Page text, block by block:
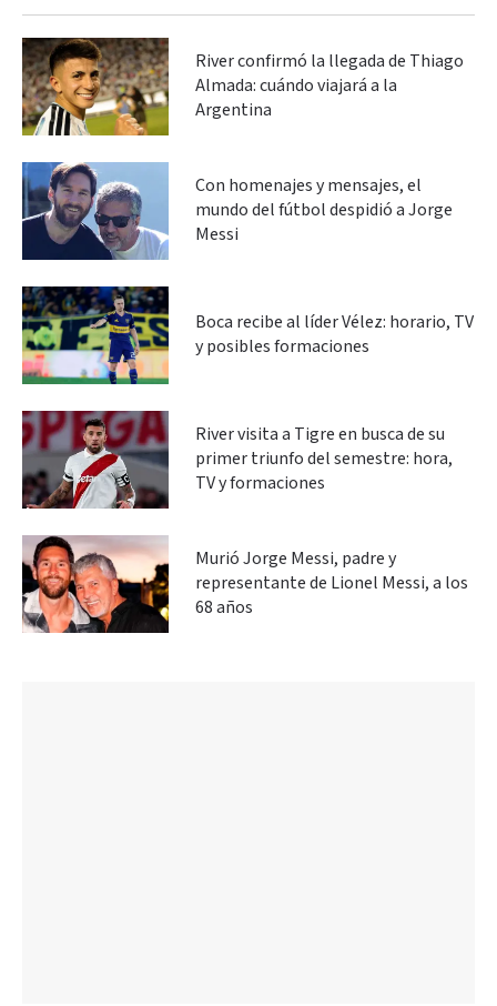
River confirmó la llegada de Thiago
Almada: cuándo viajará a la
Argentina
Con homenajes y mensajes, el
mundo del fútbol despidió a Jorge
Messi
Boca recibe al líder Vélez: horario, TV
y posibles formaciones
River visita a Tigre en busca de su
primer triunfo del semestre: hora,
TV y formaciones
Murió Jorge Messi, padre y
representante de Lionel Messi, a los
68 años